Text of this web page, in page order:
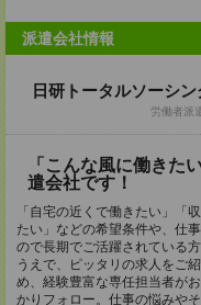
派遣会社情報
日研トータルソーシ
労働者派
「こんな風に働きた
遣会社です！
「自宅の近くで働きたい」「
たい」などの希望条件や、仕
ので長期でご活躍されている
うえで、ピッタリの求人をご
め、経験豊富な専任担当者が
かりフォロー。仕事の悩みや